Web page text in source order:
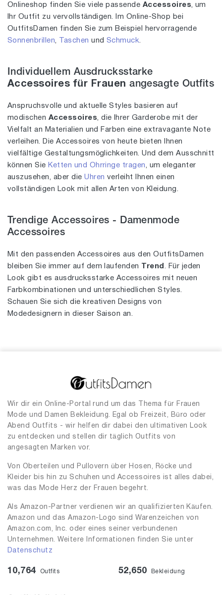
Onlineshop finden Sie viele passende Accessoires, um
Ihr Outfit zu vervollständigen. Im Online-Shop bei
OutfitsDamen finden Sie zum Beispiel hervorragende
Sonnenbrillen, Taschen und Schmuck.
Individuellem Ausdrucksstarke
Accessoires für Frauen angesagte Outfits
Anspruchsvolle und aktuelle Styles basieren auf
modischen Accessoires, die Ihrer Garderobe mit der
Vielfalt an Materialien und Farben eine extravagante Note
verleihen. Die Accessoires von heute bieten Ihnen
vielfältige Gestaltungsmöglichkeiten. Und dem Ausschnitt
können Sie Ketten und Ohrringe tragen, um eleganter
auszusehen, aber dieUhren verleiht Ihnen einen
vollständigen Look mit allen Arten von Kleidung.
Trendige Accessoires - Damenmode
Accessoires
Mit den passenden Accessoires aus den OutfitsDamen
bleiben Sie immer auf dem laufenden
Trend . Für jeden
Look gibt es ausdrucksstarke Accessoires mit neuen
Farbkombinationen und unterschiedlichen Styles.
Schauen Sie sich die kreativen Designs von
Modedesignern in dieser Saison an.
Wir dir ein Online-Portal rund um das Thema für Frauen
Mode und Damen Bekleidung. Egal ob Freizeit, Büro oder
Abend Outfits - wir helfen dir dabei den ultimativen Look
zu entdecken und stellen dir täglich Outfits von
angesagten Marken vor.
Von Oberteilen und Pullovern über Hosen, Röcke und
Kleider bis hin zu Schuhen und Accessoires ist alles dabei,
was das Mode Herz der Frauen begehrt.
Als Amazon-Partner verdienen wir an qualifizierten Käufen.
Amazon und das Amazon-Logo sind Warenzeichen von
Amazon.com, Inc. oder eines seiner verbundenen
Unternehmen. Weitere Informationen finden Sie unter
Datenschutz
10,764 Outfits 52,650 Bekleidung